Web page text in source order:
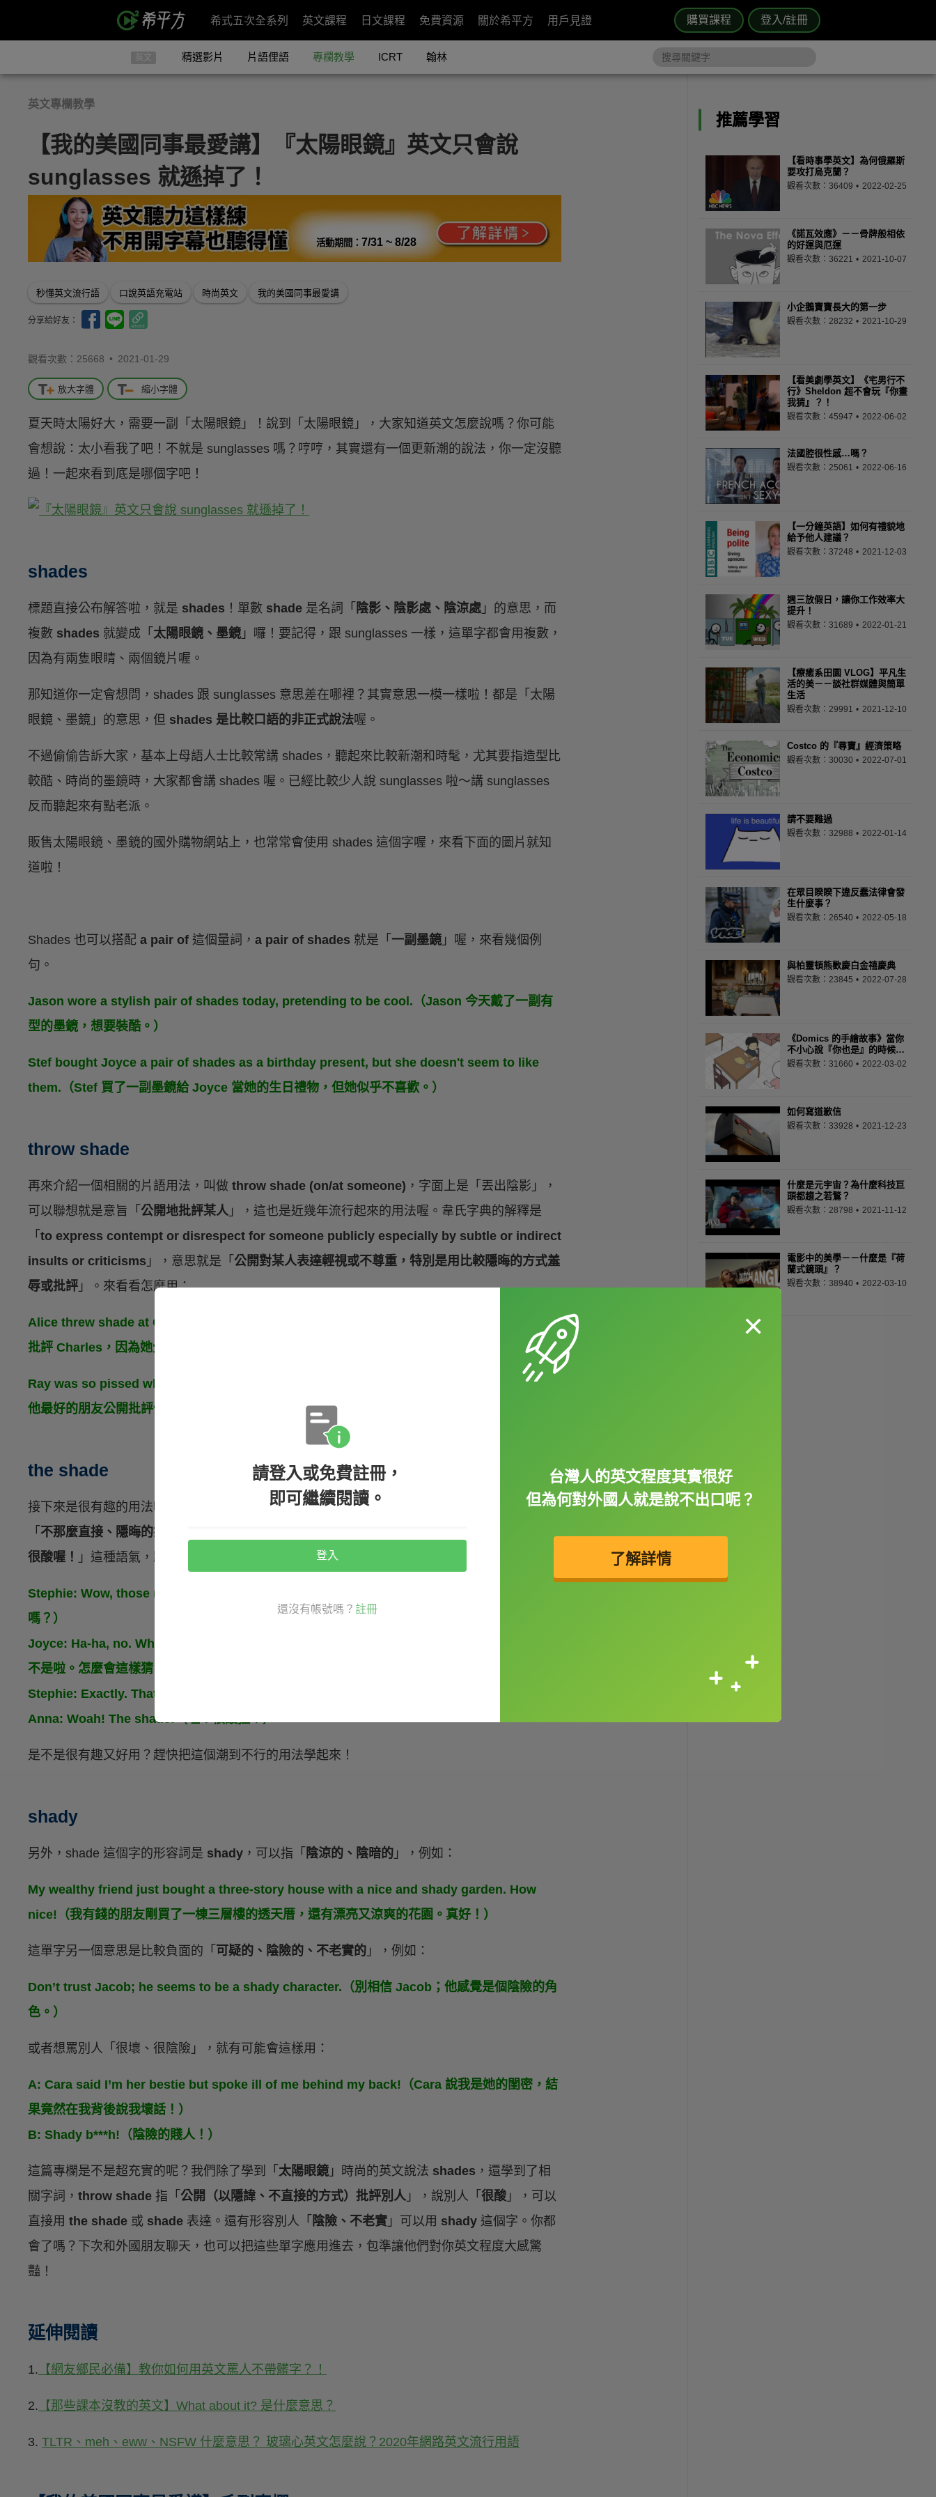
購買課程 登入/註冊
希式五次全系列 英文課程 日文課程 免費資源 關於希平方 用戶見證
英文 精選影片 片語俚語 專欄教學 ICRT 翰林
英文專欄教學
【我的美國同事最愛講】『太陽眼鏡』英文只會說
sunglasses 就遜掉了！
活動期間： 7/31 ~ 8/28
秒懂英文流行語 口說英語充電站 時尚英文 我的美國同事最愛講
分享給好友：
觀看次數：25668 • 2021-01-29
放大字體 縮小字體
夏天時太陽好大，需要一副「太陽眼鏡」！說到「太陽眼鏡」，大家知道英文怎麼說嗎？你可能
會想說：太小看我了吧！不就是 sunglasses 嗎？哼哼，其實還有一個更新潮的說法，你一定沒聽
過！一起來看到底是哪個字吧！
shades
標題直接公布解答啦，就是 shades ！單數 shade 是名詞「 陰影、陰影處、陰涼處 」的意思，而
複數 shades 就變成「 太陽眼鏡、墨鏡 」囉！要記得，跟 sunglasses 一樣，這單字都會用複數，
因為有兩隻眼睛、兩個鏡片喔。
那知道你一定會想問，shades 跟 sunglasses 意思差在哪裡？其實意思一模一樣啦！都是「太陽
眼鏡、墨鏡」的意思，但 shades 是比較口語的非正式說法喔。
不過偷偷告訴大家，基本上母語人士比較常講 shades，聽起來比較新潮和時髦，尤其要指造型比
較酷、時尚的墨鏡時，大家都會講 shades 喔。已經比較少人說 sunglasses 啦～講 sunglasses
反而聽起來有點老派。
販售太陽眼鏡、墨鏡的國外購物網站上，也常常會使用 shades 這個字喔，來看下面的圖片就知
道啦！
Shades 也可以搭配 a pair of 這個量詞， a pair of shades 就是「 一副墨鏡 」喔，來看幾個例
句。
Jason wore a stylish pair of shades today, pretending to be cool.（Jason 今天戴了一副有
型的墨鏡，想要裝酷。）
Stef bought Joyce a pair of shades as a birthday present, but she doesn't seem to like
them.（Stef 買了一副墨鏡給 Joyce 當她的生日禮物，但她似乎不喜歡。）
throw shade
再來介紹一個相關的片語用法，叫做 throw shade (on/at someone) ，字面上是「丟出陰影」，
可以聯想就是意旨「 公開地批評某人 」，這也是近幾年流行起來的用法喔。韋氏字典的解釋是
「 to express contempt or disrespect for someone publicly especially by subtle or indirect
insults or criticisms 」，意思就是「 公開對某人表達輕視或不尊重，特別是用比較隱晦的方式羞
辱或批評 」。來看看怎麼用：
Alice threw shade at Charles because she thinks he has bad taste in clothes.（Alice 公開
批評 Charles，因為她覺得他穿著品味很差。）
Ray was so pissed when he found out that his best friend threw shade on him.（Ray 發現
他最好的朋友公開批評他的時候，整個人超火大的。）
the shade
接下來是很有趣的用法喔，我們從 throw shade 這個片語知道，
，就是代表
「 不那麼直接、隱晦的批評或諷刺
很酸喔！ 」這種語氣，跟朋友們聊天的時候可能會有以下的對話：
Stephie: Wow, those nails! Did your sister do your nails?（哇，妳的指甲！妳姊幫妳做的
嗎？）
Joyce: Ha-ha, no. Why do you think that? She knows nothing about acrylic nails.（哈哈，
不是啦。怎麼會這樣猜？她根本不會做水晶甲。）
Stephie: Exactly. That’s why I thought it was her.（對呀。所以我才猜是她做的。）
Anna: Woah! The shade!（哇！很酸捏！）
是不是很有趣又好用？趕快把這個潮到不行的用法學起來！
shady
另外，shade 這個字的形容詞是 shady ，可以指「 陰涼的、陰暗的 」，例如：
My wealthy friend just bought a three-story house with a nice and shady garden. How
nice!（我有錢的朋友剛買了一棟三層樓的透天厝，還有漂亮又涼爽的花園。真好！）
這單字另一個意思是比較負面的「 可疑的、陰險的、不老實的 」，例如：
Don’t trust Jacob; he seems to be a shady character.（別相信 Jacob；他感覺是個陰險的角
色。）
或者想罵別人「很壞、很陰險」，就有可能會這樣用：
A: Cara said I’m her bestie but spoke ill of me behind my back!（Cara 說我是她的閨密，結
果竟然在我背後說我壞話！）
B: Shady b***h!（陰險的賤人！）
這篇專欄是不是超充實的呢？我們除了學到「 太陽眼鏡 」時尚的英文說法 shades ，還學到了相
關字詞， throw shade 指「 公開（以隱諱、不直接的方式）批評別人 」，說別人「 很酸 」，可以
直接用 the shade 或 shade 表達。還有形容別人「 陰險、不老實 」可以用 shady 這個字。你都
會了嗎？下次和外國朋友聊天，也可以把這些單字應用進去，包準讓他們對你英文程度大感驚
豔！
延伸閱讀
1. 【網友鄉民必備】教你如何用英文罵人不帶髒字？！
2. 【那些課本沒教的英文】What about it? 是什麼意思？
3. TLTR、meh、eww、NSFW 什麼意思？ 玻璃心英文怎麼說？2020年網路英文流行用語
推薦學習
【看時事學英文】為何俄羅斯
要攻打烏克蘭？
觀看次數：36409 2022-02-25
《諾瓦效應》－－骨牌般相依
的好運與厄運
觀看次數：36221 2021-10-07
小企鵝寶寶長大的第一步
觀看次數：28232 2021-10-29
【看美劇學英文】《宅男行不
行》Sheldon 超不會玩『你畫
我猜』？！
觀看次數：45947 2022-06-02
法國腔很性感…嗎？
觀看次數：25061 2022-06-16
【一分鐘英語】如何有禮貌地
給予他人建議？
觀看次數：37248 2021-12-03
週三放假日，讓你工作效率大
提升！
觀看次數：31689 2022-01-21
【療癒系田園 VLOG】平凡生
活的美－－談社群媒體與簡單
生活
觀看次數：29991 2021-12-10
Costco 的『尋寶』經濟策略
觀看次數：30030 2022-07-01
請不要難過
觀看次數：32988 2022-01-14
在眾目睽睽下違反蠢法律會發
生什麼事？
觀看次數：26540 2022-05-18
與柏靈頓熊歡慶白金禧慶典
觀看次數：23845 2022-07-28
《Domics 的手繪故事》當你
不小心說『你也是』的時候…
觀看次數：31660 2022-03-02
如何寫道歉信
觀看次數：33928 2021-12-23
什麼是元宇宙？為什麼科技巨
頭都趨之若鶩？
觀看次數：28798 2021-11-12
電影中的美學－－什麼是『荷
蘭式鏡頭』？
觀看次數：38940 2022-03-10
×
請登入或免費註冊，
即可繼續閱讀。
登入
還沒有帳號嗎？ 註冊
台灣人的英文程度其實很好
但為何對外國人就是說不出口呢？
了解詳情